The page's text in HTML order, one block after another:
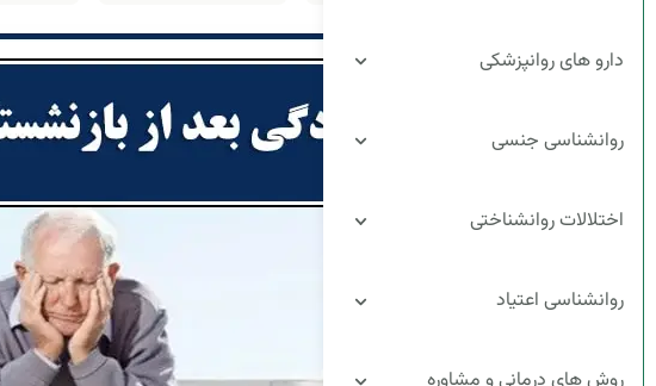
دارو های روانپزشکی
روانشناسی جنسی
اختلالات روانشناختی
روانشناسی اعتیاد